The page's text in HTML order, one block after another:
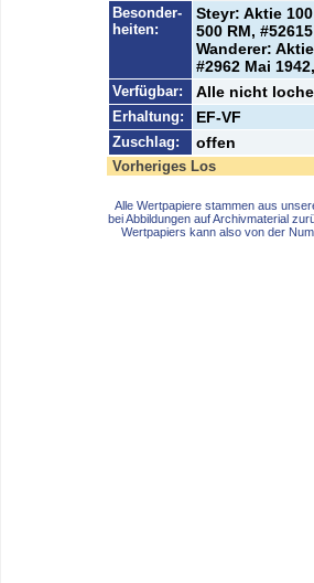
Besonder-
heiten:
Steyr: Aktie
500 RM,
Wanderer:
#2962 Mai
Verfügbar: Alle nicht
Erhaltung: EF-VF
Zuschlag: offen
Vorheriges Los
Alle Wertpapiere stammen aus
bei Abbildungen auf Archivmaterial
Wertpapiers kann also von der